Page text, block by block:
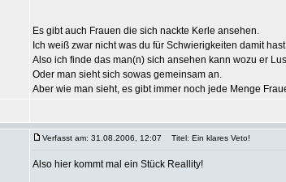
Es gibt auch Frauen die sich nackte Kerle ansehen.
Ich weiß zwar nicht was du für Schwierigkeiten damit
Also ich finde das man(n) sich ansehen kann wozu er
Oder man sieht sich sowas gemeinsam an.
Aber wie man sieht, es gibt immer noch jede Menge
Verfasst am: 31.08.2006, 12:07 Titel: Ein klares Veto!
Also hier kommt mal ein Stück Reallity!